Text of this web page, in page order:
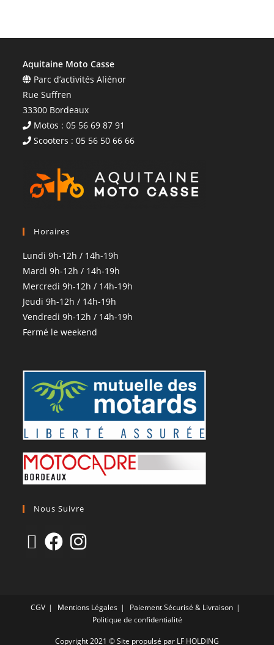
Aquitaine Moto Casse
Parc d’activités Aliénor
Rue Suffren
33300 Bordeaux
Motos : 05 56 69 87 91
Scooters : 05 56 50 66 66
Horaires
Lundi 9h-12h / 14h-19h
Mardi 9h-12h / 14h-19h
Mercredi 9h-12h / 14h-19h
Jeudi 9h-12h / 14h-19h
Vendredi 9h-12h / 14h-19h
Fermé le weekend
Nous Suivre
CGV Mentions Légales
Paiement Sécurisé & Livraison
Politique de confidentialité
Copyright 2021 © Site propulsé par LF HOLDING